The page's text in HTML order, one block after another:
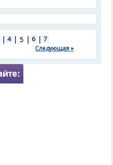
| 4 | 5 | 6 | 7
Следующая »